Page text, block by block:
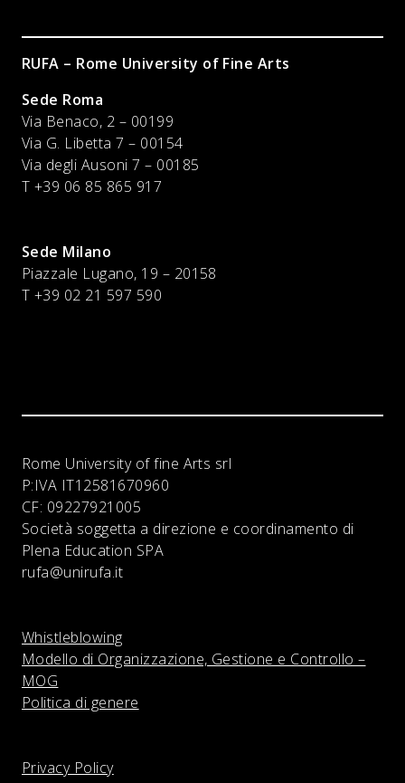
RUFA – Rome University of Fine Arts
Sede Roma
Via Benaco, 2 – 00199
Via G. Libetta 7 – 00154
Via degli Ausoni 7 – 00185
T +39 06 85 865 917
Sede Milano
Piazzale Lugano, 19 – 20158
T +39 02 21 597 590
Rome University of fine Arts srl
P:IVA IT12581670960
CF: 09227921005
Società soggetta a direzione e coordinamento di
Plena Education SPA
rufa@unirufa.it
Whistleblowing
Modello di Organizzazione, Gestione e Controllo –
MOG
Politica di genere
Privacy Policy